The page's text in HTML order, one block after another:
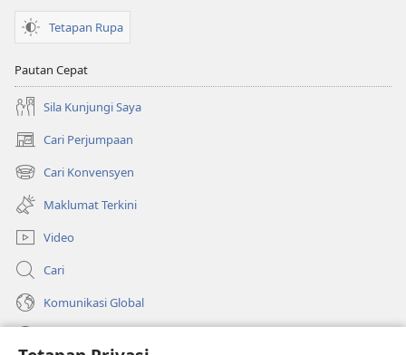
Tetapan Rupa
Pautan Cepat
Sila Kunjungi Saya
Cari Perjumpaan
(membuka
tetingkap
baharu)
Cari Konvensyen
(membuka
tetingkap
baharu)
Maklumat Terkini
Video
Cari
Komunikasi Global